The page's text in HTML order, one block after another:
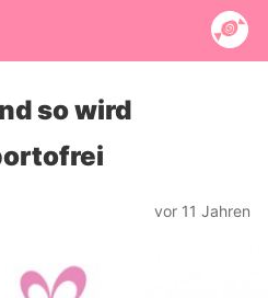
so wird
vor 11 Jahren